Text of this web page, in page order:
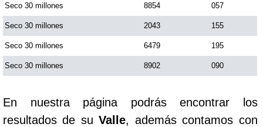
Saman de la suerte
Sinuano Día
Sinuano Noche
Seco 30 millones 8854 057
Seco 30 millones 2043 155
Seco 30 millones 6479 195
Seco 30 millones 8902 090
En nuestra página podrás encontrar los
resultados de suValle, además contamos con